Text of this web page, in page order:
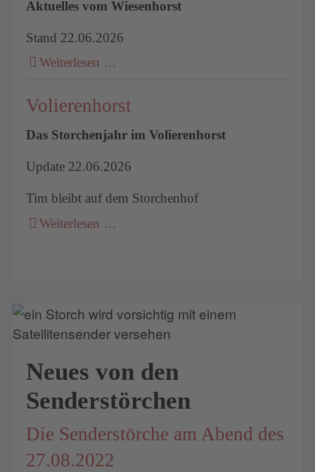
Aktuelles vom Wiesenhorst
Stand 22.06.2026
Weiterlesen …
Volierenhorst
Das Storchenjahr im Volierenhorst
Update 22.06.2026
Tim bleibt auf dem Storchenhof
Weiterlesen …
Neues von den
Senderstörchen
Die Senderstörche am Abend des
27.08.2022